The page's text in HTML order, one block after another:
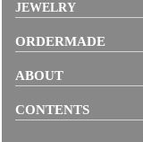
JEWELRY
ORDERMADE
ABOUT
CONTENTS